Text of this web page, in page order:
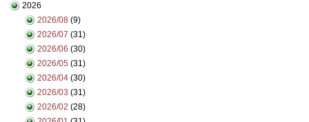
2026
2026/08 (9)
2026/07 (31)
2026/06 (30)
2026/05 (31)
2026/04 (30)
2026/03 (31)
2026/02 (28)